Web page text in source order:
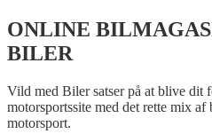
ONLINE
BILER
Vild med Biler satser på at blive dit
motorsportssite med det rette mix
motorsport.